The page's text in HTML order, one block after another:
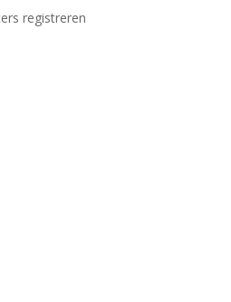
registreren